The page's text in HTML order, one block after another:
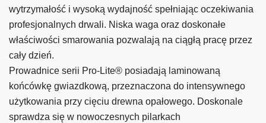
wytrzymałość i wysoką wydajność spełniając oczekiwania
profesjonalnych drwali. Niska waga oraz doskonałe
właściwości smarowania pozwalają na ciągłą pracę przez
cały dzień.
Prowadnice serii Pro-Lite® posiadają laminowaną
końcówkę gwiazdkową, przeznaczona do intensywnego
użytkowania przy cięciu drewna opałowego. Doskonale
sprawdza się w nowoczesnych pilarkach